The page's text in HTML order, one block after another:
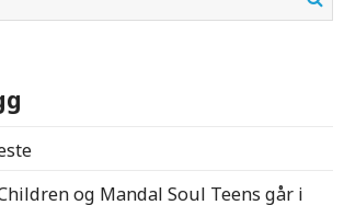
og Mandal Soul Teens går i